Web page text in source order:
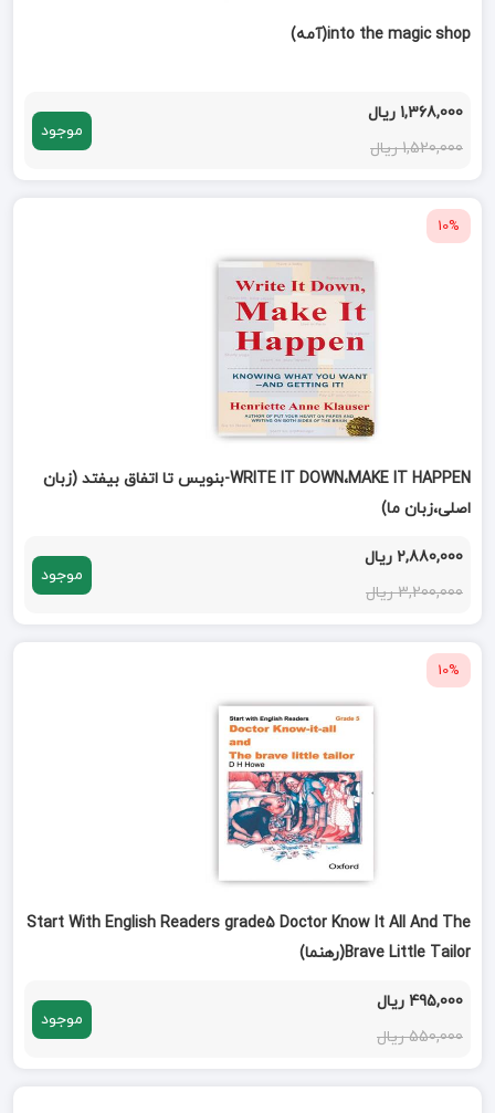
into the magic shop(آمه)
1,368,000 ریال
1,520,000 ریال
موجود
10%
WRITE IT DOWN،MAKE IT HAPPEN-بنویس تا اتفاق بیفتد (زبان
اصلی،زبان ما)
2,880,000 ریال
3,200,000 ریال
موجود
10%
Start With English Readers grade5 Doctor Know It All And The
Brave Little Tailor(رهنما)
495,000 ریال
550,000 ریال
موجود